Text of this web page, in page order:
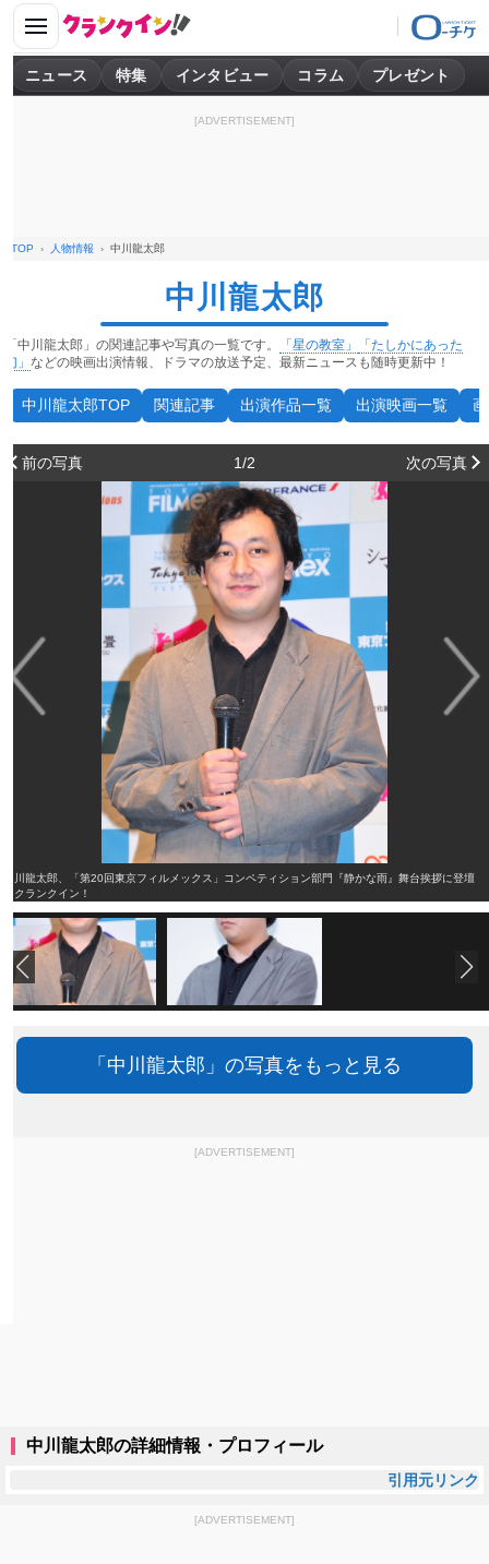
ニュース 特集 インタビュー コラム プレゼント
[ADVERTISEMENT]
TOP 人物情報 中川龍太郎
中川龍太郎
「中川龍太郎」の関連記事や写真の一覧です。 「星の教室」
「たしかにあった
幻」 などの映画出演情報、ドラマの放送予定、最新ニュースも随時更新中！
中川龍太郎TOP 関連記事 出演作品一覧 出演映画一覧
前の写真 1/2 次の写真
中川龍太郎、「第20回東京フィルメックス」コンペティション部門『静かな雨』舞台挨拶に登壇
クランクイン！
「中川龍太郎」の写真をもっと見る
[ADVERTISEMENT]
中川龍太郎の詳細情報・プロフィール
引用元リンク
[ADVERTISEMENT]